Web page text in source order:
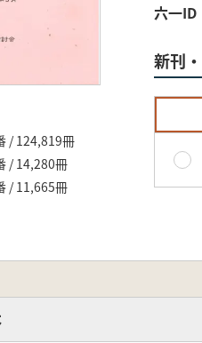
/ 124,819冊
/ 14,280冊
/ 11,665冊
六一ID
新刊